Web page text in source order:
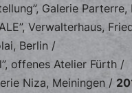
Galerie Parterre,
Verwalterhaus,
Berlin /
offenes Atelier Fürth /
Niza, Meiningen /